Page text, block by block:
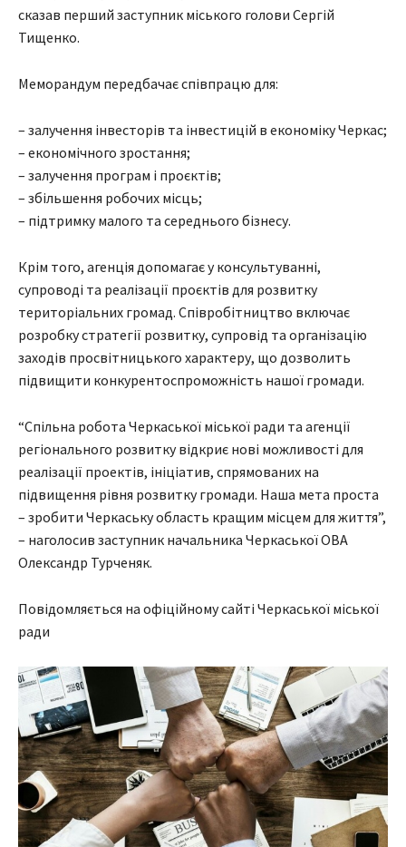
сказав перший заступник міського голови Сергій
Тищенко.
Меморандум передбачає співпрацю для:
– залучення інвесторів та інвестицій в економіку Черкас;
– економічного зростання;
– залучення програм і проєктів;
– збільшення робочих місць;
– підтримку малого та середнього бізнесу.
Крім того, агенція допомагає у консультуванні,
супроводі та реалізації проєктів для розвитку
територіальних громад. Співробітництво включає
розробку стратегії розвитку, супровід та організацію
заходів просвітницького характеру, що дозволить
підвищити конкурентоспроможність нашої громади.
“Спільна робота Черкаської міської ради та агенції
регіонального розвитку відкриє нові можливості для
реалізації проектів, ініціатив, спрямованих на
підвищення рівня розвитку громади. Наша мета проста
– зробити Черкаську область кращим місцем для життя”,
– наголосив заступник начальника Черкаської ОВА
Олександр Турченяк.
Повідомляється на офіційному сайті Черкаської міської
ради